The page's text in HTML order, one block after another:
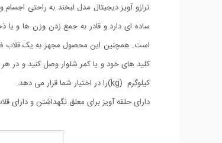
است. همچنین این محصول مجهز به یک قلاب
کیلوگرم (kg)را در اختیار شما قرار می دهد.
دارای حلقه آویز برای معلق نگهداشتن و دارای